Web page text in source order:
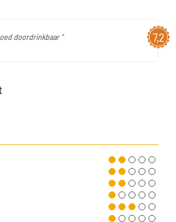
7,2
doordrinkbaar "